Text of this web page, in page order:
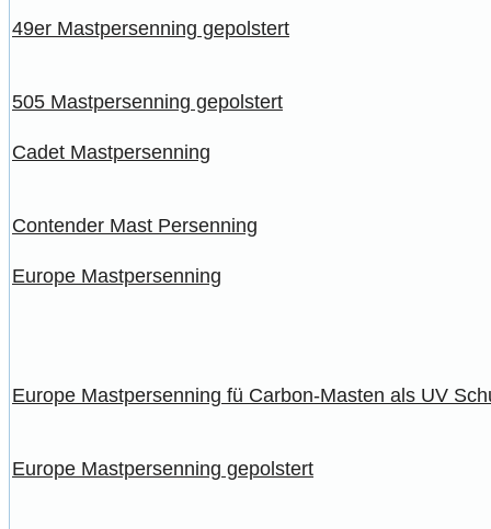
49er Mastpersenning gepolstert
505 Mastpersenning gepolstert
Cadet Mastpersenning
Contender Mast Persenning
Europe Mastpersenning
Europe Mastpersenning fü Carbon-Masten als UV
Europe Mastpersenning gepolstert